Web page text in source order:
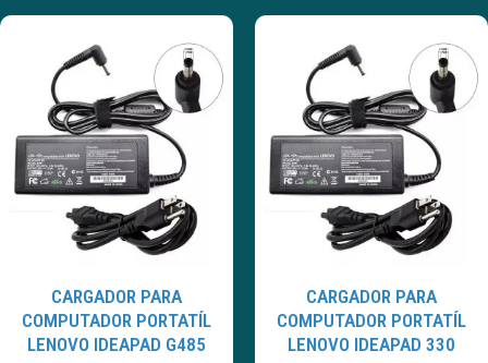
CARGADOR PARA
COMPUTADOR PORTATÍL
LENOVO IDEAPAD G485
CARGADOR PARA
COMPUTADOR PORTATÍL
LENOVO IDEAPAD 330